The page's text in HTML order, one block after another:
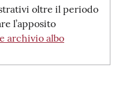
oltre il periodo
l’apposito
archivio albo